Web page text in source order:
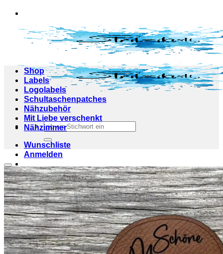
Zum
springen
Suchen
nach:
Anmelden
Warenkorb /0,00€ 0
Es befinden sich keine Produkte im Warenkorb.
Zurück zum Shop
Shop
Labels
Logolabels
Schultaschenpatches
Nähzubehör
Mit Liebe verschenkt
Nähzimmer
Wunschliste
Add to wishlist